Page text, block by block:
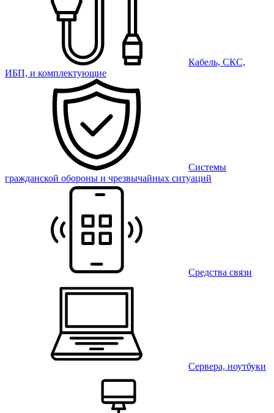
Кабель, СКС,
ИБП, и комплектующие
Системы
гражданской обороны и чрезвычайных ситуаций
Средства связи
Сервера, ноутбуки